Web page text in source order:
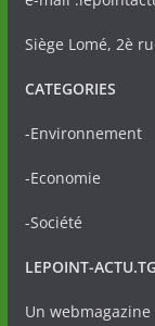
Siège Lomé, 2è
CATEGORIES
-Environnement
-Economie
-Société
LEPOINT-ACTU.TG
Un